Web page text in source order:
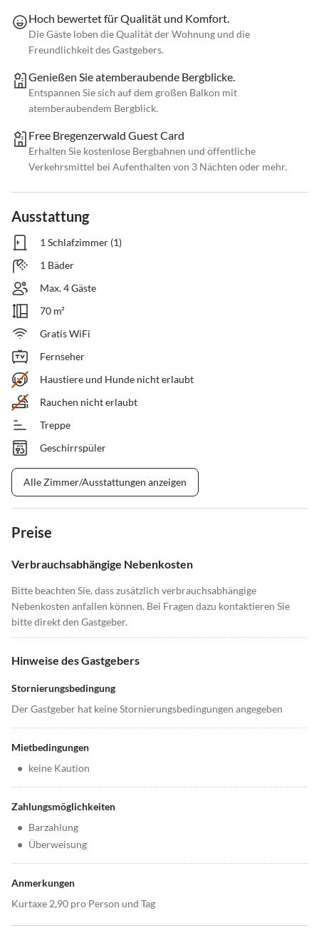
Hoch bewertet für Qualität und Komfort.
Die Gäste loben die Qualität der Wohnung und die
Freundlichkeit des Gastgebers.
Genießen Sie atemberaubende Bergblicke.
Entspannen Sie sich auf dem großen Balkon mit
atemberaubendem Bergblick.
Free Bregenzerwald Guest Card
Erhalten Sie kostenlose Bergbahnen und öffentliche
Verkehrsmittel bei Aufenthalten von 3 Nächten oder mehr.
Ausstattung
1 Schlafzimmer (1)
1 Bäder
Max. 4 Gäste
70 m²
Gratis WiFi
Fernseher
Haustiere und Hunde nicht erlaubt
Rauchen nicht erlaubt
Treppe
Geschirrspüler
Alle Zimmer/Ausstattungen anzeigen
Preise
Verbrauchsabhängige Nebenkosten
Bitte beachten Sie, dass zusätzlich verbrauchsabhängige
Nebenkosten anfallen können. Bei Fragen dazu kontaktieren Sie
bitte direkt den Gastgeber.
Hinweise des Gastgebers
Stornierungsbedingung
Der Gastgeber hat keine Stornierungsbedingungen angegeben
Mietbedingungen
• keine Kaution
Zahlungsmöglichkeiten
• Barzahlung
• Überweisung
Anmerkungen
Kurtaxe 2,90 pro Person und Tag